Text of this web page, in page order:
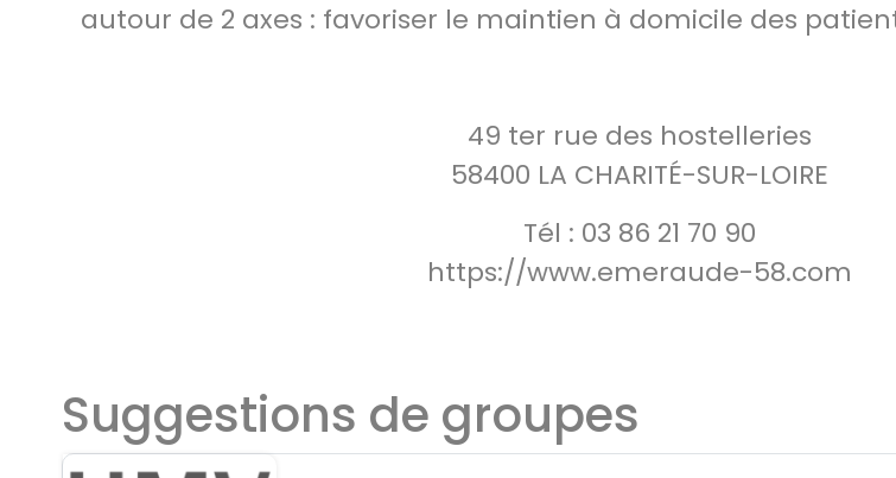
autour de 2 axes : favoriser le maintien à domicile des
49 ter rue des hostelleries
58400 LA CHARITÉ-SUR-LOIRE
Tél : 03 86 21 70 90
https://www.emeraude-58.com
Suggestions de groupes